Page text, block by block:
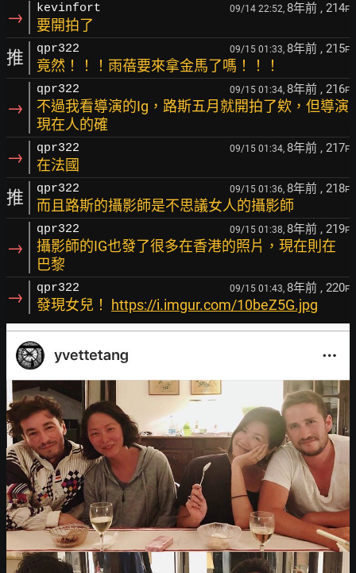
→ kevinfort 09/14 22:52, 8年前 , 214F
要開拍了
推 qpr322 09/15 01:33, 8年前 , 215F
竟然！！！雨蓓要來拿金馬了嗎！！！
→
qpr322 09/15 01:34, 8年前 , 216F
不過我看導演的Ig，路斯五月就開拍了欸，但導演
現在人的確
→ qpr322 09/15 01:34, 8年前 , 217F
在法國
推 qpr322 09/15 01:36, 8年前 , 218F
而且路斯的攝影師是不思議女人的攝影師
→
qpr322 09/15 01:38, 8年前 , 219F
攝影師的IG也發了很多在香港的照片，現在則在
巴黎
→ qpr322 09/15 01:43, 8年前 , 220F
發現女兒！ https://i.imgur.com/10beZ5G.jpg